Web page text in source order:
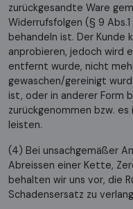
zurückgesandte Ware
Widerrufsfolgen (§ 9
behandeln ist. Der Kunde
anprobieren, jedoch wird
entfernt wurde, nicht
gewaschen/gereinigt
ist, oder in anderer Form
zurückgenommen bzw.
leisten.
(4) Bei unsachgemäßer
Abreissen einer Kette,
behalten wir uns vor, die
Schadensersatz zu